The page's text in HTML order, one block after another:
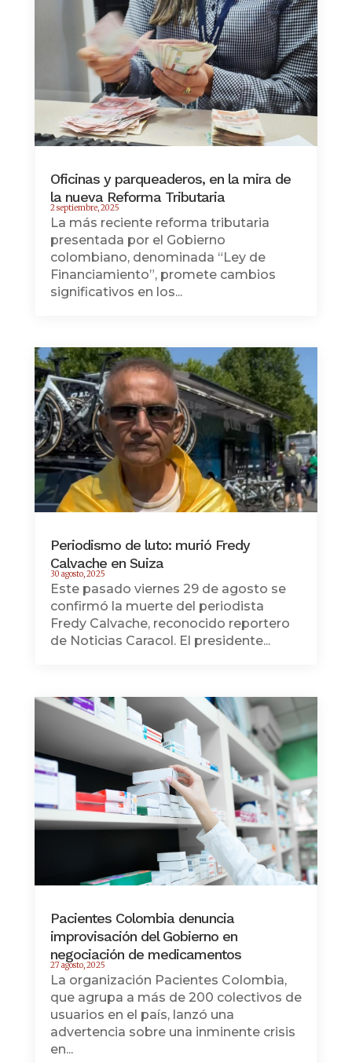
Oficinas y parqueaderos, en la mira de
la nueva Reforma Tributaria
2 septiembre, 2025
La más reciente reforma tributaria
presentada por el Gobierno
colombiano, denominada “Ley de
Financiamiento”, promete cambios
significativos en los...
Periodismo de luto: murió Fredy
Calvache en Suiza
30 agosto, 2025
Este pasado viernes 29 de agosto se
confirmó la muerte del periodista
Fredy Calvache, reconocido reportero
de Noticias Caracol. El presidente...
Pacientes Colombia denuncia
improvisación del Gobierno en
negociación de medicamentos
27 agosto, 2025
La organización Pacientes Colombia,
que agrupa a más de 200 colectivos de
usuarios en el país, lanzó una
advertencia sobre una inminente crisis
en...